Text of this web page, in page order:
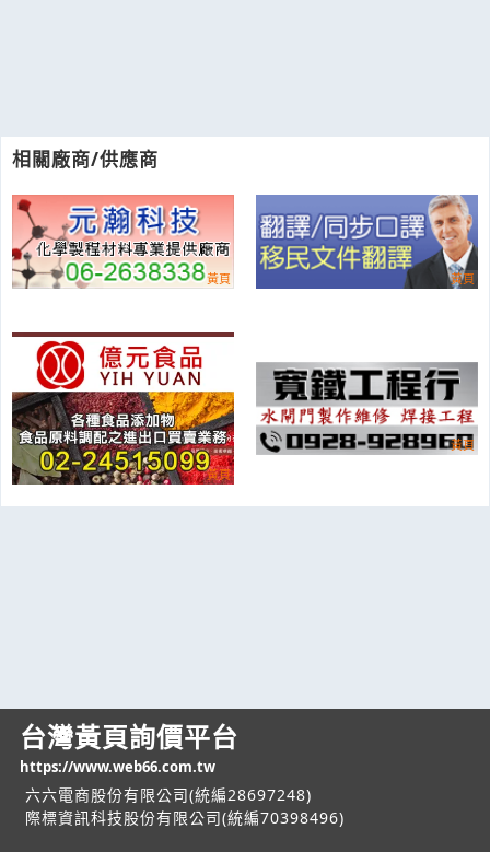
相關廠商/供應商
台灣黃頁詢價平台
https://www.web66.com.tw
六六電商股份有限公司(統編28697248)
際標資訊科技股份有限公司(統編70398496)